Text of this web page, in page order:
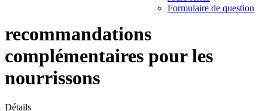
Formulaire de question
recommandations
complémentaires pour les
nourrissons
Détails